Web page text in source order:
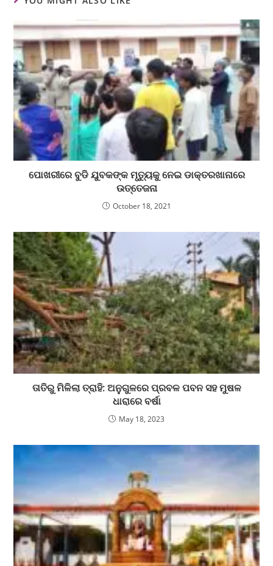
ପୋଖରୀରେ ବୁଡି ଯୁବକଙ୍କ ମୃତ୍ୟୁକୁ ନେଇ ଡାକ୍ତରଖାନାରେ
ଉତ୍ତେଜନା
October 18, 2021
ତାତିରୁ ମିଳିଲା ତ୍ରାହି: ଅନୁଗୁଳରେ ପ୍ରବଳ ପବନ ସହ ମୁଷଳ
ଧାରାରେ ବର୍ଷା
May 18, 2023